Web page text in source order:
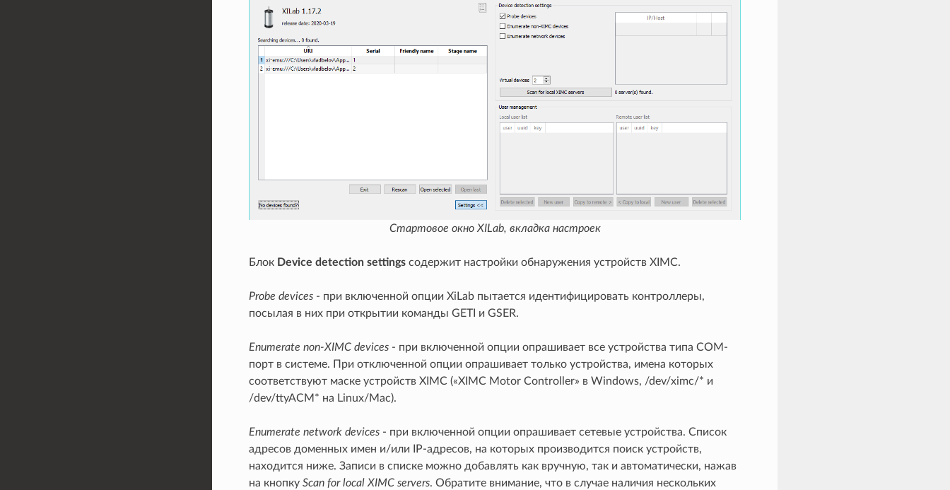
Стартовое окно XILab, вкладка настроек
Блок Device detection settingsсодержит настройки обнаружения устройств XIMC.
Probe devices- при включенной опции XiLab пытается идентифицировать контроллеры,
посылая в них при открытии команды GETI и GSER.
Enumerate non-XIMC devices- при включенной опции опрашивает все устройства типа COM-
порт в системе. При отключенной опции опрашивает только устройства, имена которых
соответствуют маске устройств XIMC («XIMC Motor Controller» в Windows, /dev/ximc/* и
/dev/ttyACM* на Linux/Mac).
Enumerate network devices- при включенной опции опрашивает сетевые устройства. Список
адресов доменных имен и/или IP-адресов, на которых производится поиск устройств,
находится ниже. Записи в списке можно добавлять как вручную, так и автоматически, нажав
на кнопку Scan for local XIMC servers. Обратите внимание, что в случае наличия нескольких